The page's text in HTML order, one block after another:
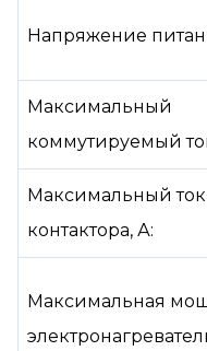
Напряжение
Максимальный
коммутируемый
Максимальный
контактора, А:
Максимальная